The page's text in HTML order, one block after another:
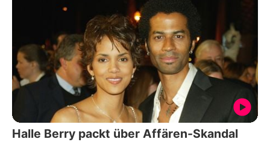
Halle Berry packt über Affären-Skandal